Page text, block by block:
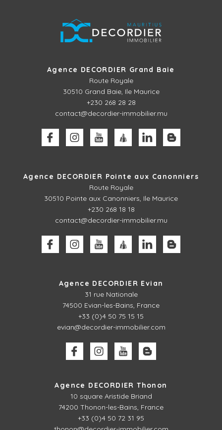
Agence DECORDIER Grand Baie
Route Royale
30510 Grand Baie, Ile Maurice
+230 268 28 28
contact@decordier-immobilier.mu
Agence DECORDIER Pointe aux Canonniers
Route Royale
30510 Pointe aux Canonniers, Ile Maurice
+230 268 18 18
contact@decordier-immobilier.mu
Agence DECORDIER Evian
31 rue Nationale
74500 Evian-les-Bains, France
+33 (0)4 50 75 15 15
evian@decordier-immobilier.com
Agence DECORDIER Thonon
10 square Aristide Briand
74200 Thonon-les-Bains, France
+33 (0)4 50 72 31 95